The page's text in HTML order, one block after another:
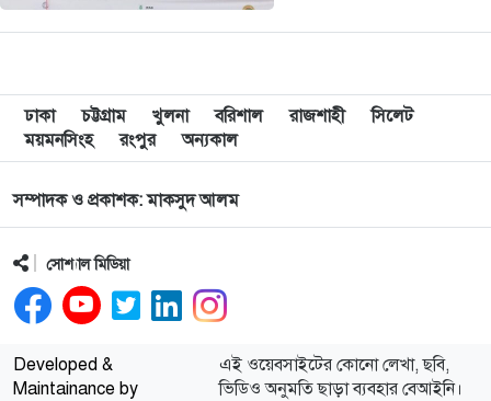
(পার্টনার)’ কর্মসূচির
আওতায়…
ঢাকা চট্টগ্রাম খুলনা বরিশাল রাজশাহী
সিলেট
ময়মনসিংহ
রংপুর অন্যকাল
সম্পাদক ও প্রকাশক: মাকসুদ আলম
সোশ্যাল মিডিয়া
Developed &
Maintainance by
এই ওয়েবসাইটের কোনো লেখা, ছবি,
ভিডিও অনুমতি ছাড়া ব্যবহার বেআইনি।